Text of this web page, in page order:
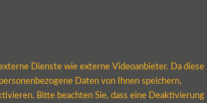
Dienste wie externe Videoanbieter. Da diese
Daten von Ihnen speichern,
Bitte beachten Sie, dass eine Deaktivierung